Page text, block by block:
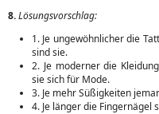
8.Lösungsvorschlag:
1. Je ungewöhnlicher die
sind sie.
2. Je moderner die
sie sich für Mode.
3. Je mehr Süßigkeiten
4. Je länger die Fingernägel